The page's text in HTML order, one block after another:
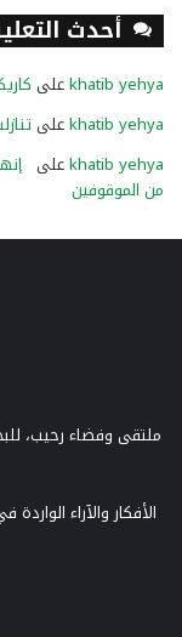
أحدث
khatib yehyaعلى
khatib yehyaعلى
khatib yehyaعلى
من الموقوفين
ملتقى وفضاء رحيب،
الأفكار والآراء